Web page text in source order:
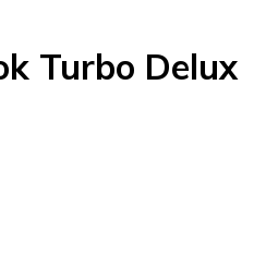
Turbo Delux